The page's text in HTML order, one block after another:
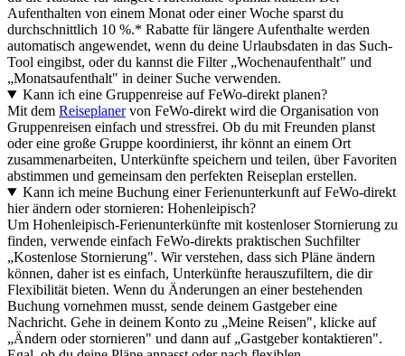
Aufenthalten von einem Monat oder einer Woche sparst du
durchschnittlich 10 %.* Rabatte für längere Aufenthalte werden
automatisch angewendet, wenn du deine Urlaubsdaten in das Such-
Tool eingibst, oder du kannst die Filter „Wochenaufenthalt" und
„Monatsaufenthalt" in deiner Suche verwenden.
Kann ich eine Gruppenreise auf FeWo-direkt planen?
Mit dem Reiseplanervon FeWo-direkt wird die Organisation von
Gruppenreisen einfach und stressfrei. Ob du mit Freunden planst
oder eine große Gruppe koordinierst, ihr könnt an einem Ort
zusammenarbeiten, Unterkünfte speichern und teilen, über Favoriten
abstimmen und gemeinsam den perfekten Reiseplan erstellen.
Kann ich meine Buchung einer Ferienunterkunft auf FeWo-direkt
hier ändern oder stornieren: Hohenleipisch?
Um Hohenleipisch-Ferienunterkünfte mit kostenloser Stornierung zu
finden, verwende einfach FeWo-direkts praktischen Suchfilter
„Kostenlose Stornierung". Wir verstehen, dass sich Pläne ändern
können, daher ist es einfach, Unterkünfte herauszufiltern, die dir
Flexibilität bieten. Wenn du Änderungen an einer bestehenden
Buchung vornehmen musst, sende deinem Gastgeber eine
Nachricht. Gehe in deinem Konto zu „Meine Reisen", klicke auf
„Ändern oder stornieren" und dann auf „Gastgeber kontaktieren".